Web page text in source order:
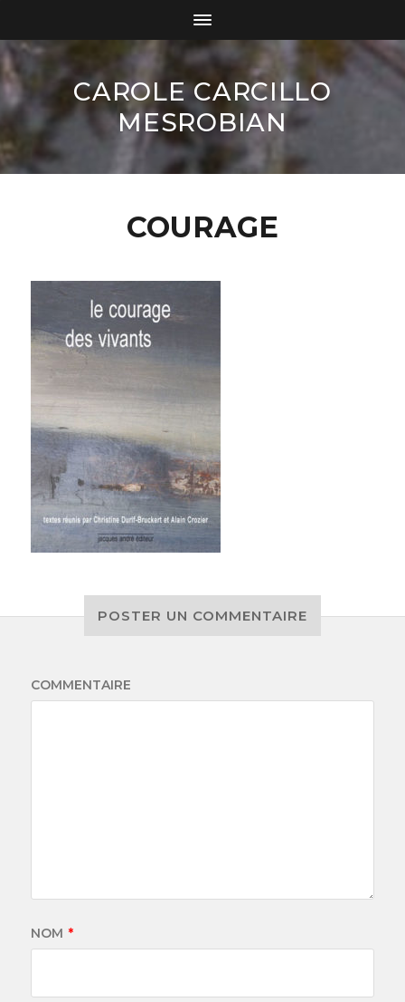
CAROLE CARCILLO
MESROBIAN
COURAGE
POSTER UN COMMENTAIRE
COMMENTAIRE
NOM *